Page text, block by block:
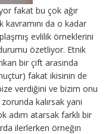
fakat bu çok ağır
da o kadar
evlilik örneklerini
özetliyor. Etnik
bir çift arasında
fakat ikisinin de
verdiğini ve bizim onu
kalırsak yani
adım atarsak farklı bir
ilerlerken örneğin